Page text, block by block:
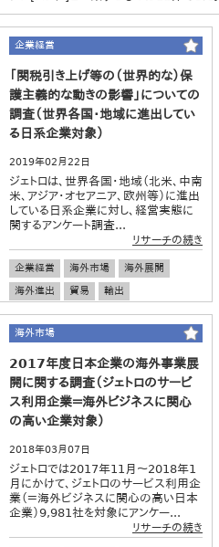
企業経営
「関税引き上げ等の（世界的な）保
護主義的な動きの影響」についての
調査（世界各国・地域に進出してい
る日系企業対象）
2019年02月22日
ジェトロは、世界各国・地域（北米、中南
米、アジア・オセアニア、欧州等）に進出
している日系企業に対し、経営実態に
関するアンケート調査...
リサーチの続き
企業経営 海外市場
海外展開
海外進出
貿易
輸出
グローバル市場
事業環境 経営戦略
海外市場
2017年度日本企業の海外事業展
開に関する調査（ジェトロのサービ
ス利用企業＝海外ビジネスに関心
の高い企業対象）
2018年03月07日
ジェトロでは2017年11月～2018年1
月にかけて、ジェトロのサービス利用企
業（＝海外ビジネスに関心の高い日本
企業）9,981社を対象にアンケー...
リサーチの続き